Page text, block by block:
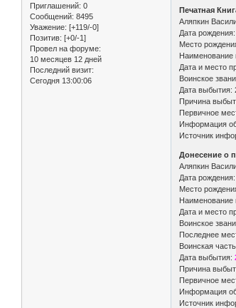
Приглашений: 0
Сообщений: 8495
Уважение: [+119/-0]
Позитив: [+0/-1]
Провел на форуме:
10 месяцев 12 дней
Последний визит:
Сегодня 13:00:06
Печатная
Аляпкин
Дата
Место
Наименование
Дата и место
Воинское
Дата выбытия:
Причина
Первичное
Информация
Источник
Донесение о
Аляпкин
Дата рождения:
Место
Наименование
Дата и место
Воинское
Последнее
Воинская
Дата выбытия:
Причина
Первичное
Информация
Источник